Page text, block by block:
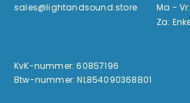
sales@lightandsound.store
Ma -
Za:
KvK-nummer: 60857196
Btw-nummer: NL854090368B01